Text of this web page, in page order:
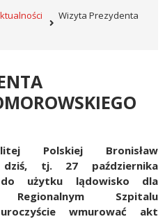
Wizyta Prezydenta
Polskiej Bronisław
dziś, tj. 27 października
użytku lądowisko dla
Szpitalu
wmurować akt